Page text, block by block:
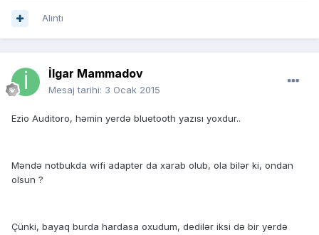
Alıntı
İlgar Mammadov
Mesaj tarihi: 3 Ocak 2015
Ezio Auditoro, həmin yerdə bluetooth yazısı yoxdur..
Məndə notbukda wifi adapter da xarab olub, ola bilər ki, ondan
olsun ?
Çünki, bayaq burda hardasa oxudum, dedilər iksi də bir yerdə